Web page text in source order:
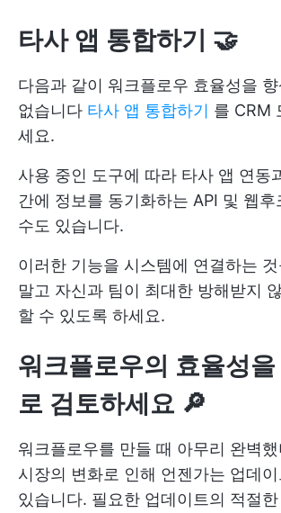
타사 앱 통합하기 🤝
다음과 같이 워크플로우 효율성을
없습니다 타사 앱 통합하기 를 CRM
세요.
사용 중인 도구에 따라 타사 앱 연동
간에 정보를 동기화하는 API 및 웹
수도 있습니다.
이러한 기능을 시스템에 연결하는
말고 자신과 팀이 최대한 방해받지
할 수 있도록 하세요.
워크플로우의 효율성
로 검토하세요 🔎
워크플로우를 만들 때 아무리 완벽
시장의 변화로 인해 언젠가는 업데
있습니다. 필요한 업데이트의 적절